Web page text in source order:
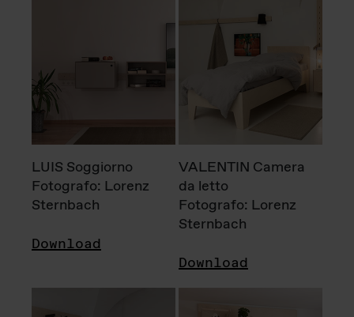
LUIS Soggiorno
Fotografo: Lorenz
Sternbach
Download
VALENTIN Camera
da letto
Fotografo: Lorenz
Sternbach
Download